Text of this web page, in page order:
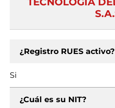
¿Registro RUES activo?
Si
¿Cuál es su NIT?